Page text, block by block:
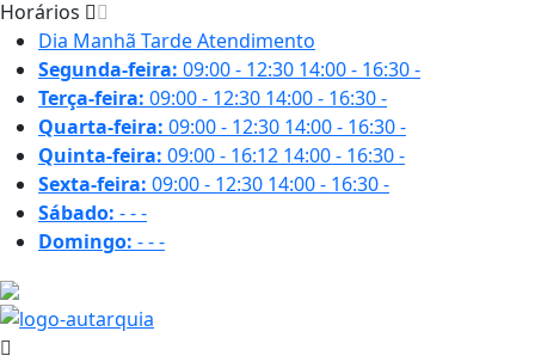
Horários
Dia Manhã TardeAtendimento
Segunda-feira: 09:00 - 12:30 14:00 - 16:30-
Terça-feira: 09:00 - 12:30 14:00 - 16:30-
Quarta-feira: 09:00 - 12:30 14:00 - 16:30-
Quinta-feira: 09:00 - 16:12 14:00 - 16:30-
Sexta-feira: 09:00 - 12:30 14:00 - 16:30-
Sábado: ---
Domingo: ---